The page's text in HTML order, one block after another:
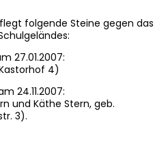
folgende Steine gegen das
27.01.2007:
4)
24.11.2007:
und Käthe Stern, geb.
3).